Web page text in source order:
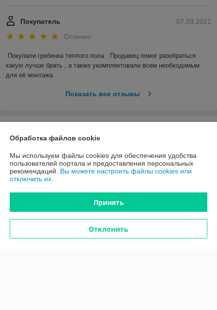
07.03.2021
Покупатель
Отлично
Покупали гребенка теплого пола . Продавец помог разобраться
какую лучше брать , а также укомплектовали всем необходимым
для её монтажа.
Показать все отзывы
Доставка и оплата
График работы
Полная версия сайта
Политика обработки cookies
Обработка файлов cookie
Мы используем файлы cookies для обеспечения удобства
пользователей портала и предоставления персональных
рекомендаций. Вы можете настроить файлы cookies или
отключить их.
Принять
Отклонить